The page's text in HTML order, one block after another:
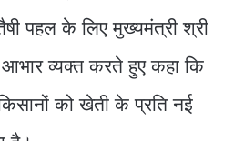
पहल के लिए मुख्यमंत्री श्री
आभार व्यक्त करते हुए कहा कि
को खेती के प्रति नई